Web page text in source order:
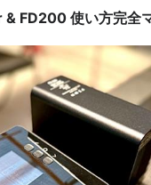
ら▼ リンク オンライン
& FD200 使い方完全